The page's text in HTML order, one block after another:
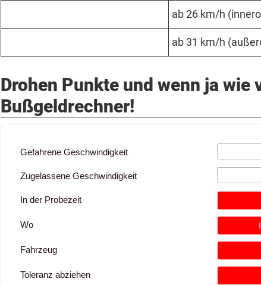
ab 26 km­/h
ab 31 km­/h
Drohen Punkte und wenn ja wie
Bußgeldrechner!